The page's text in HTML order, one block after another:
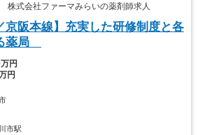
式会社ファーマみらいの薬剤師求人
京阪本線】充実した研修制度と各
薬局
円
円
市駅